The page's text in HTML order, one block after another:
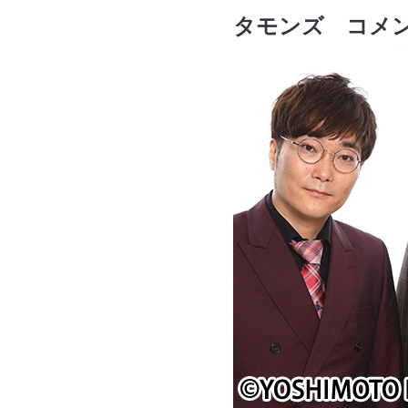
タモンズ コメ